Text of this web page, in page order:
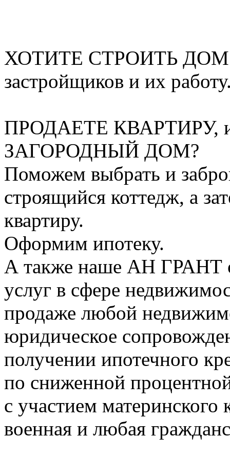
ХОТИТЕ СТРОИТЬ
застройщиков и их
ПРОДАЕТЕ КВАРТИРУ,
ЗАГОРОДНЫЙ ДОМ?
Поможем выбрать и
строящийся коттедж, а
квартиру.
Оформим ипотеку.
А также наше АН ГРАНТ
услуг в сфере
продаже любой
юридическое
получении ипотечного
по сниженной
с участием материнского
военная и любая